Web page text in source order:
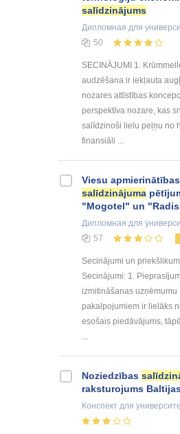
salīdzinājums
Дипломная для
50
SECINĀJUMI 1.
audzēšana ir iekļauta
nozares attīstības
perspektīva nozare, kas
salīdzinoši lielu peļņu no
finansiāli ...
Viesu apmierinātības
salīdzinājuma
"Mogotel" un
Дипломная для
57
Secinājumi un
Secinājumi: 1.
izmitināšanas uzņēmumu
pakalpojumiem ir lielāks
esošais piedāvājums,
Noziedzības
raksturojums
Конспект для